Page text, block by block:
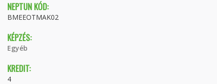
NEPTUN KÓD:
BMEEOTMAK02
KÉPZÉS:
Egyéb
KREDIT:
4